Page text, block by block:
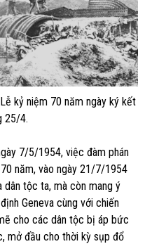
kỷ niệm 70 năm ngày ký kết
25/4.
7/5/1954, việc đàm phán
năm, vào ngày 21/7/1954
tộc ta, mà còn mang ý
Geneva cùng với chiến
cho các dân tộc bị áp bức
mở đầu cho thời kỳ sụp đổ